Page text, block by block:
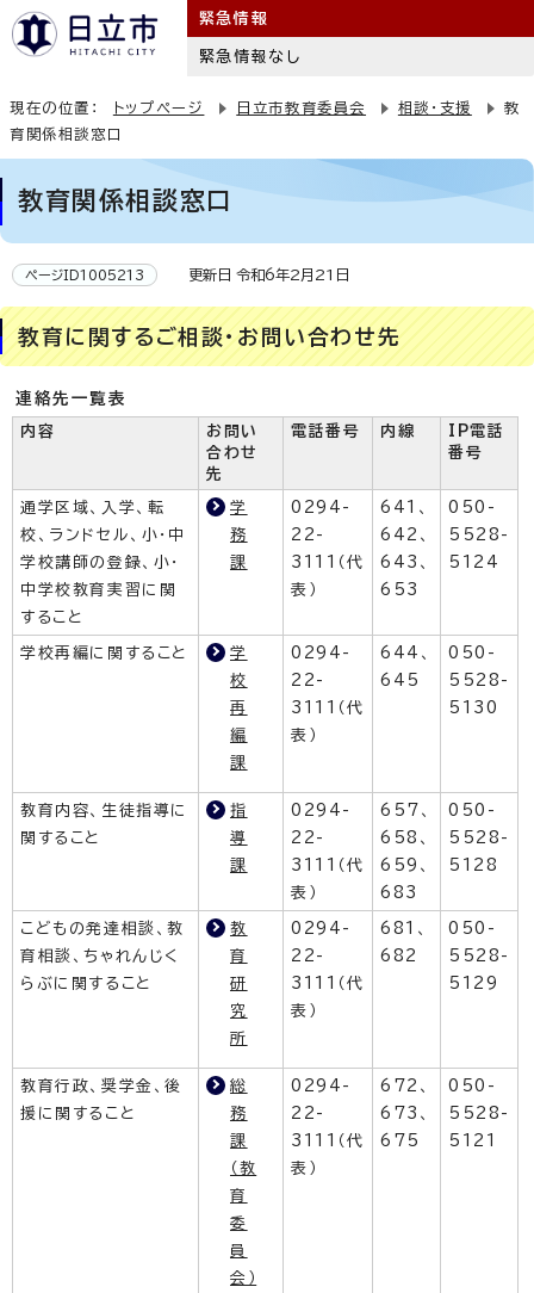
緊急情報
緊急情報なし
現在の位置： トップページ 日立市教育委員会 相談・支援
教
育関係相談窓口
教育関係相談窓口
ページID1005213 更新日 令和6年2月21日
教育に関するご相談・お問い合わせ先
連絡先一覧表
内容
お問い
合わせ
先
電話番号 内線
IP電話
番号
通学区域、入学、転
校、ランドセル、小・中
学校講師の登録、小・
中学校教育実習に関
すること
学
務
課
0294-
22-
3111（代
表）
641、
642、
643、
653
050-
5528-
5124
学校再編に関すること
学
校
再
編
課
0294-
22-
3111（代
表）
644、
645
050-
5528-
5130
教育内容、生徒指導に
関すること
指
導
課
0294-
22-
3111（代
表）
657、
658、
659、
683
050-
5528-
5128
こどもの発達相談、教
育相談、ちゃれんじく
らぶに関すること
教
育
研
究
所
0294-
22-
3111（代
表）
681、
682
050-
5528-
5129
教育行政、奨学金、後
援に関すること
総
務
課
（教
育
委
員
会）
0294-
22-
3111（代
表）
672、
673、
675
050-
5528-
5121